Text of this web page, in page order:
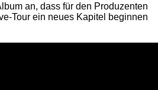
an, dass für den Produzenten
Tour ein neues Kapitel beginnen